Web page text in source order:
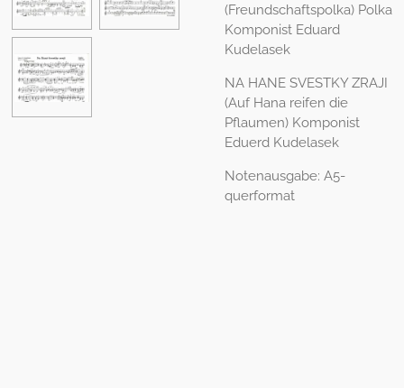
(Freundschaftspolka) Polka
Komponist Eduard
Kudelasek
NA HANE SVESTKY ZRAJI
(Auf Hana reifen die
Pflaumen) Komponist
Eduerd Kudelasek
Notenausgabe: A5-
querformat